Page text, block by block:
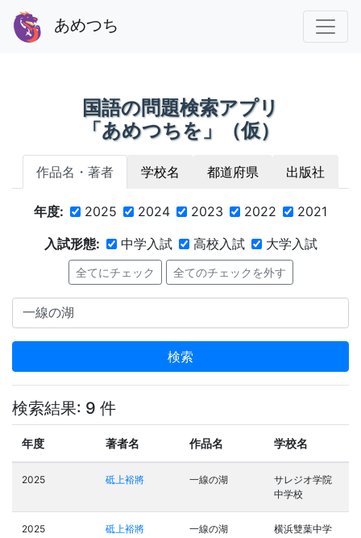
あめつち
国語の問題検索アプリ
「あめつちを」（仮）
作品名・著者 学校名 都道府県 出版社
年度: 2025 2024 2023 2022
2021
入試形態:
中学入試 高校入試 大学入試
全てにチェック 全てのチェックを外す
検索
検索結果: 9 件
年度 著者名 作品名 学校名
2025 砥上裕將 一線の湖
サレジオ学院
中学校
2025 砥上裕將 一線の湖
横浜雙葉中学